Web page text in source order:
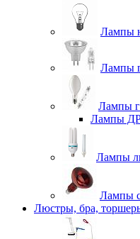
Лампы
Лампы
Лампы
Лампы
Лампы
Лампы
Люстры, бра,